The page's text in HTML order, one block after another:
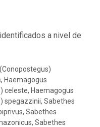
a nivel de
Haemagogus
celeste, Haemagogus
spegazzinii, Sabethes
Sabethes
Sabethes